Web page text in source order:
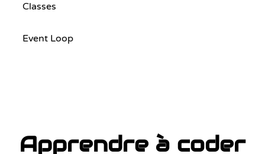
Classes
Event Loop
Apprendre à coder